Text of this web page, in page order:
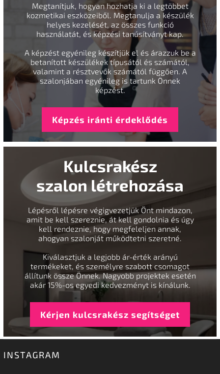
Megtanítjuk, hogyan hozhatja ki a legtöbbet
kozmetikai eszközeiből. Megtanulja a készülék
helyes kezelését, az összes funkció
használatát, és képzési tanúsítványt kap.
A képzést egyénileg készítjük el és árazzuk be a
betanított készülékek típusától és számától,
valamint a résztvevők számától függően. A
szalonjában egyénileg is tartunk Önnek
képzést.
Képzés iránti érdeklődés
Kulcsrakész
szalon létrehozása
Lépésről lépésre végigvezetjük Önt mindazon,
amit be kell szereznie, át kell gondolnia és úgy
kell rendeznie, hogy megfeleljen annak,
ahogyan szalonját működtetni szeretné.
Kiválasztjuk a legjobb ár-érték arányú
termékeket, és személyre szabott csomagot
állítunk össze Önnek. Nagyobb projektek esetén
akár 15%-os egyedi kedvezményt is kínálunk.
Kérjen kulcsrakész segítséget
INSTAGRAM